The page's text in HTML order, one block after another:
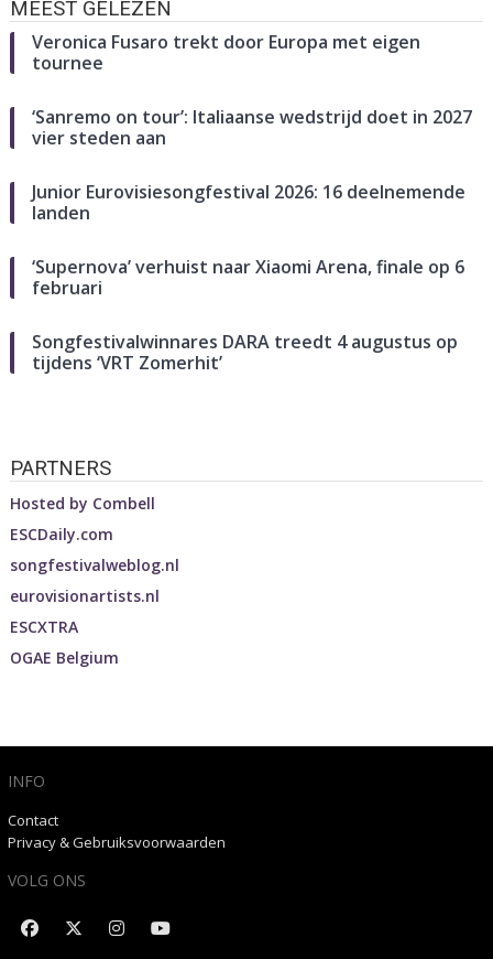
MEEST GELEZEN
Veronica Fusaro trekt door Europa met eigen
tournee
‘Sanremo on tour’: Italiaanse wedstrijd doet in 2027
vier steden aan
Junior Eurovisiesongfestival 2026: 16 deelnemende
landen
‘Supernova’ verhuist naar Xiaomi Arena, finale op 6
februari
Songfestivalwinnares DARA treedt 4 augustus op
tijdens ‘VRT Zomerhit’
PARTNERS
Hosted by Combell
ESCDaily.com
songfestivalweblog.nl
eurovisionartists.nl
ESCXTRA
OGAE Belgium
INFO
Contact
Privacy & Gebruiksvoorwaarden
VOLG ONS